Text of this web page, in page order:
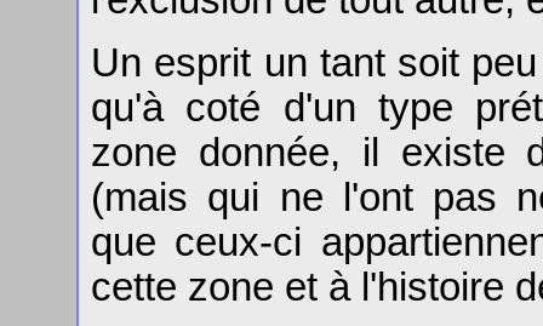
Un esprit un tant soit
qu'à coté d'un type
zone donnée, il existe
(mais qui ne l'ont pas
que ceux-ci
cette zone et à l'histoire